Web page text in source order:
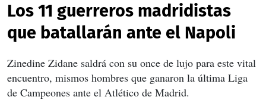
Los 11 guerreros madridistas
que batallarán ante el Napoli
Zinedine Zidane saldrá con su once de lujo para este vital
encuentro, mismos hombres que ganaron la última Liga
de Campeones ante el Atlético de Madrid.